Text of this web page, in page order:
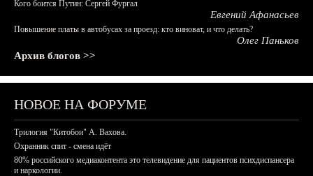
Кого боится Путин: Сергей Фургал
Евгений Афанасьев
Повышение платы в автобусах за проезд: кто виноват, и что делать?
Олег Паньков
Архив блогов >>
НОВОЕ НА ФОРУМЕ
Трилогия "Китобои" А. Вахова.
Охранник спит - смена идёт
80% российского медиаконтента это телевидение для пациентов психдиспансера
и наркологии.